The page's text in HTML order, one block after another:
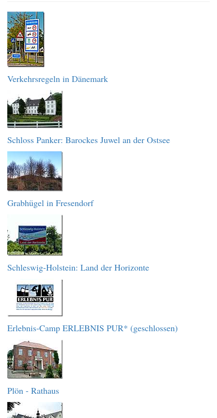
Verkehrsregeln in Dänemark
Schloss Panker: Barockes Juwel an der Ostsee
Grabhügel in Fresendorf
Schleswig-Holstein: Land der Horizonte
Erlebnis-Camp ERLEBNIS PUR* (geschlossen)
Plön - Rathaus